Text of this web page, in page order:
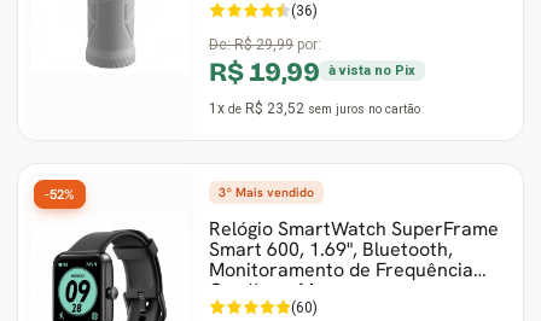
(36)
De:R$ 29,99 por:
R$ 19,99 à vista no Pix
1x de R$ 23,52 sem juros no cartão
3º Mais vendido
Relógio SmartWatch SuperFrame
Smart 600, 1.69", Bluetooth,
Monitoramento de Frequência
Cardíaca, Mus
(60)
-52%